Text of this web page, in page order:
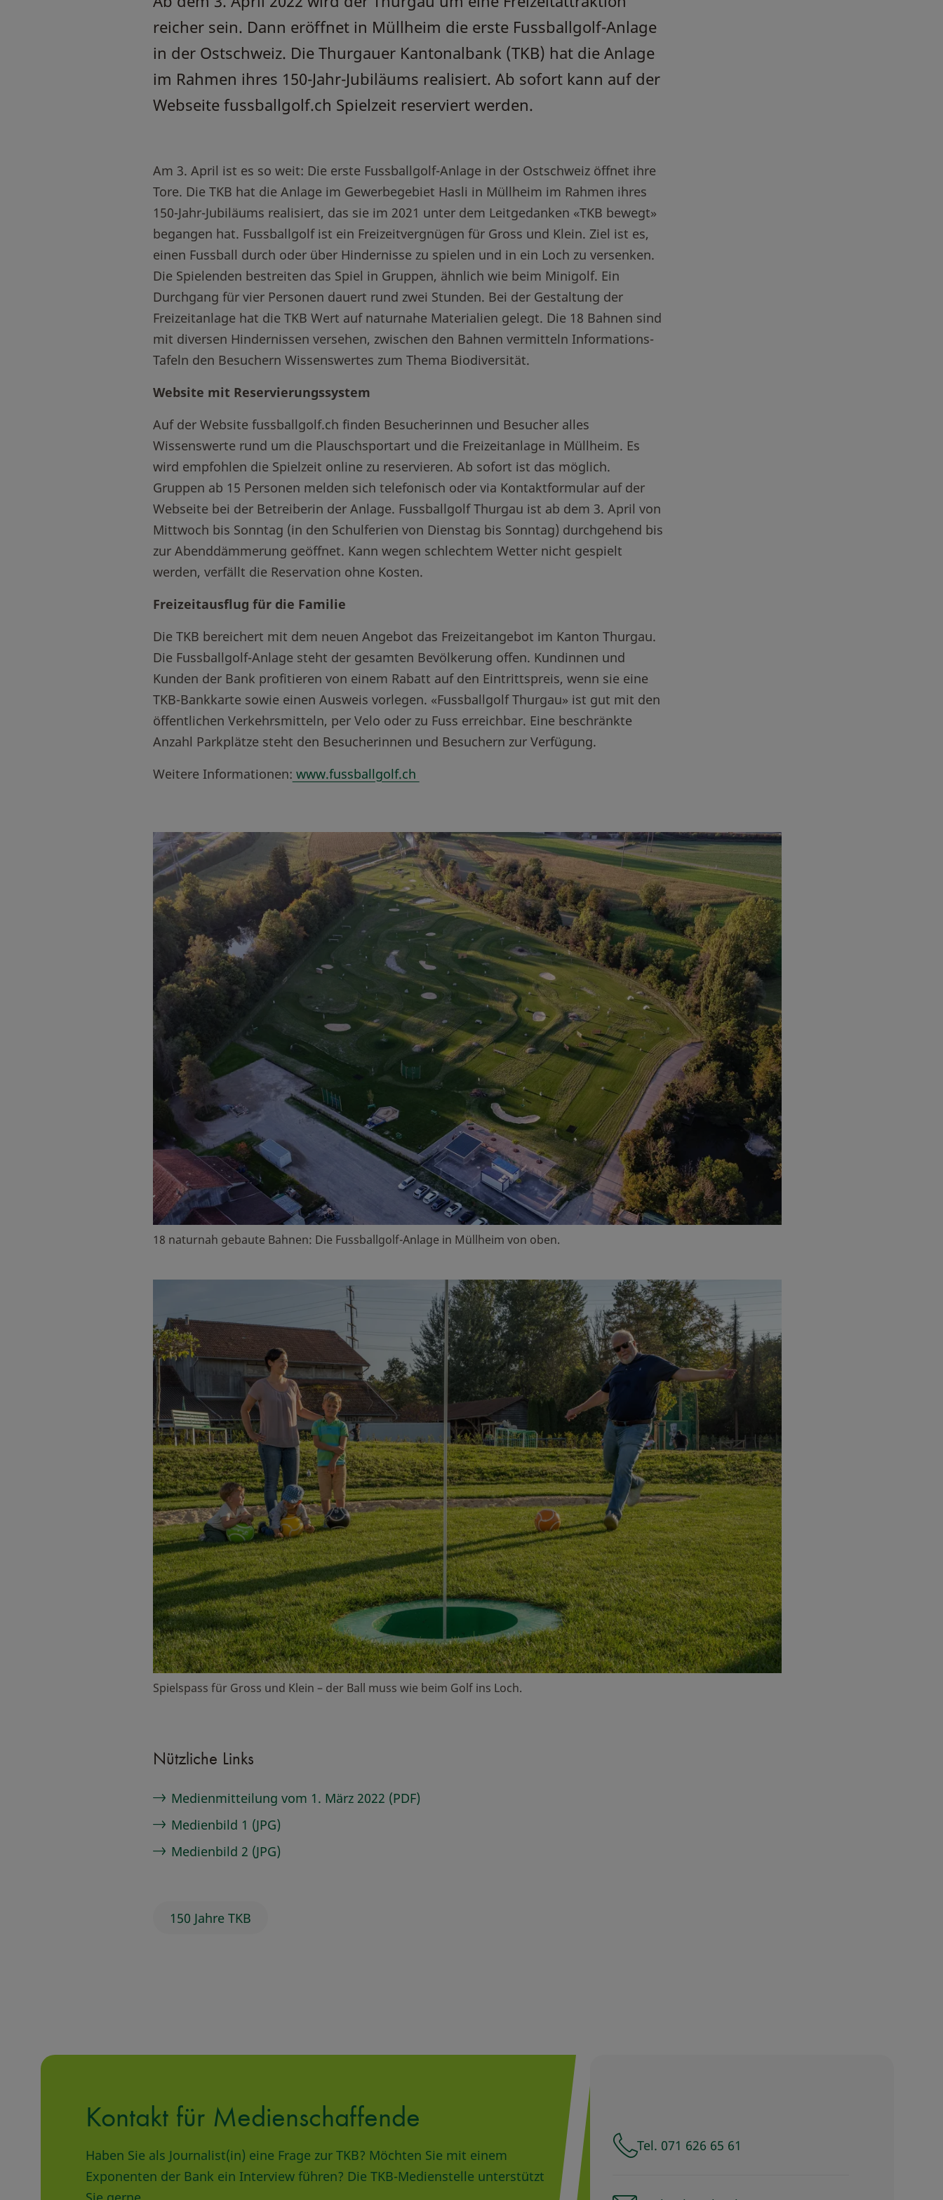
reicher sein. Dann eröffnet in Müllheim die erste Fussballgolf-Anlage
in der Ostschweiz. Die Thurgauer Kantonalbank (TKB) hat die Anlage
im Rahmen ihres 150-Jahr-Jubiläums realisiert. Ab sofort kann auf der
Webseite fussballgolf.ch Spielzeit reserviert werden.
Am 3. April ist es so weit: Die erste Fussballgolf-Anlage in der Ostschweiz öffnet ihre
Tore. Die TKB hat die Anlage im Gewerbegebiet Hasli in Müllheim im Rahmen ihres
150-Jahr-Jubiläums realisiert, das sie im 2021 unter dem Leitgedanken «TKB bewegt»
begangen hat. Fussballgolf ist ein Freizeitvergnügen für Gross und Klein. Ziel ist es,
einen Fussball durch oder über Hindernisse zu spielen und in ein Loch zu versenken.
Die Spielenden bestreiten das Spiel in Gruppen, ähnlich wie beim Minigolf. Ein
Durchgang für vier Personen dauert rund zwei Stunden. Bei der Gestaltung der
Freizeitanlage hat die TKB Wert auf naturnahe Materialien gelegt. Die 18 Bahnen sind
mit diversen Hindernissen versehen, zwischen den Bahnen vermitteln Informations-
Tafeln den Besuchern Wissenswertes zum Thema Biodiversität.
Website mit Reservierungssystem
Auf der Website fussballgolf.ch finden Besucherinnen und Besucher alles
Wissenswerte rund um die Plauschsportart und die Freizeitanlage in Müllheim. Es
wird empfohlen die Spielzeit online zu reservieren. Ab sofort ist das möglich.
Gruppen ab 15 Personen melden sich telefonisch oder via Kontaktformular auf der
Webseite bei der Betreiberin der Anlage. Fussballgolf Thurgau ist ab dem 3. April von
Mittwoch bis Sonntag (in den Schulferien von Dienstag bis Sonntag) durchgehend bis
zur Abenddämmerung geöffnet. Kann wegen schlechtem Wetter nicht gespielt
werden, verfällt die Reservation ohne Kosten.
Freizeitausflug für die Familie
Die TKB bereichert mit dem neuen Angebot das Freizeitangebot im Kanton Thurgau.
Die Fussballgolf-Anlage steht der gesamten Bevölkerung offen. Kundinnen und
Kunden der Bank profitieren von einem Rabatt auf den Eintrittspreis, wenn sie eine
TKB-Bankkarte sowie einen Ausweis vorlegen. «Fussballgolf Thurgau» ist gut mit den
öffentlichen Verkehrsmitteln, per Velo oder zu Fuss erreichbar. Eine beschränkte
Anzahl Parkplätze steht den Besucherinnen und Besuchern zur Verfügung.
Weitere Informationen: www.fussballgolf.ch
18 naturnah gebaute Bahnen: Die Fussballgolf-Anlage in Müllheim von oben.
Spielspass für Gross und Klein – der Ball muss wie beim Golf ins Loch.
Nützliche Links
Medienmitteilung vom 1. März 2022 (PDF)
Medienbild 1 (JPG)
Medienbild 2 (JPG)
150 Jahre TKB
Kontakt für Medienschaffende
Haben Sie als Journalist(in) eine Frage zur TKB? Möchten Sie mit einem
Exponenten der Bank ein Interview führen? Die TKB-Medienstelle unterstützt
Tel. 071 626 65 61